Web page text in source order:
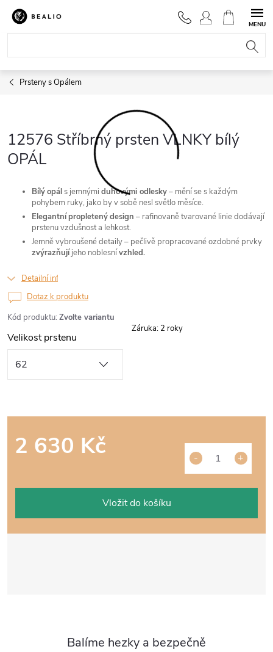
Přejít
obsah
NÁKUPNÍ
KOŠÍK
Prsteny s Opálem
12576 Stříbrný prsten VLNKY bílý
OPÁL
Kód produktu: Zvolte variantu
Bílýopáls jemnými duhovými odlesky– mění se s každým
pohybem ruky, jako by v sobě nesl světlo měsíce.
Elegantnípropletenýdesign – rafinovaně tvarované linie dodávají
prstenu vzdušnost a lehkost.
Jemně vybroušené detaily – pečlivě propracované ozdobné prvky
zvýrazňujíjeho noblesnívzhled.
Detailní informace
Velikost prstenu
2 630 Kč
Vložit do košíku
Dotaz k produktu
Záruka: 2 roky
Balíme hezky a bezpečně